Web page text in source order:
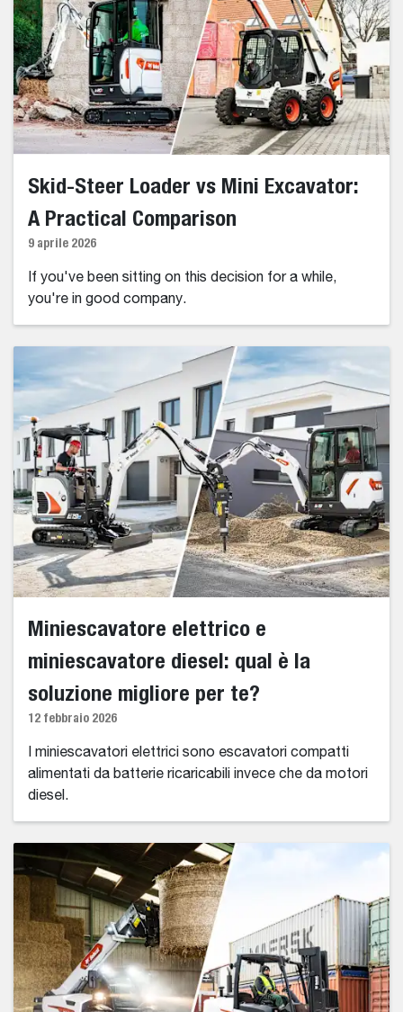
Skid-Steer Loader vs Mini Excavator:
A Practical Comparison
9 aprile 2026
If you've been sitting on this decision for a while,
you're in good company.
Miniescavatore elettrico e
miniescavatore diesel: qual è la
soluzione migliore per te?
12 febbraio 2026
I miniescavatori elettrici sono escavatori compatti
alimentati da batterie ricaricabili invece che da motori
diesel.